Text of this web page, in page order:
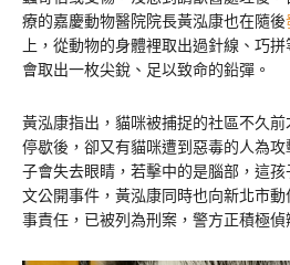
療的嘉慶動物醫院院長黃泓康也在隨後
上，從動物的身體裡取出過針線、巧
會取出一枚尖銳、足以致命的鉛彈。
黃泓康指出，貓咪被捕捉的社區不久
停歇後，卻又有貓咪遭到惡毒的人為
子會失去眼睛，若擊中的是腦部，這
文公開事件，黃泓康同時也向新北市
事責任，已被列為刑案，警方正積極偵